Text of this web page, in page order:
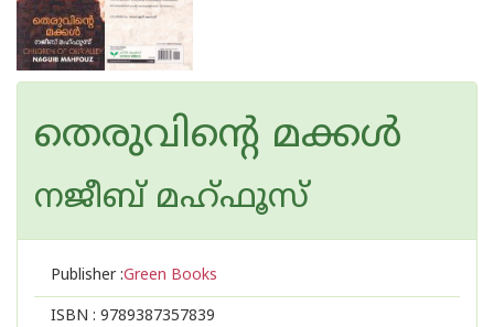
തെരുവിന്റെ മക്കൾ
നജീബ് മഹ്ഫൂസ്
Publisher :Green Books
ISBN : 9789387357839